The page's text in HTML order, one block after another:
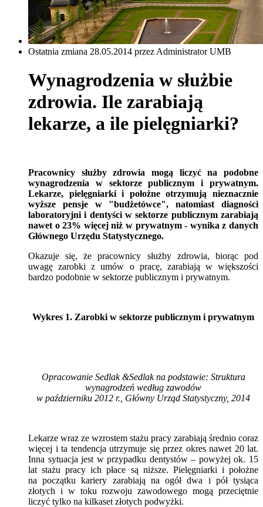
Ostatnia zmiana 28.05.2014 przez Administrator UMB
Wynagrodzenia w służbie
zdrowia. Ile zarabiają
lekarze, a ile pielęgniarki?
Pracownicy służby zdrowia mogą liczyć na podobne
wynagrodzenia w sektorze publicznym i prywatnym.
Lekarze, pielęgniarki i położne otrzymują nieznacznie
wyższe pensje w "budżetówce", natomiast diagności
laboratoryjni i dentyści w sektorze publicznym zarabiają
nawet o 23% więcej niż w prywatnym - wynika z danych
Głównego Urzędu Statystycznego.
Okazuje się, że pracownicy służby zdrowia, biorąc pod
uwagę zarobki z umów o pracę, zarabiają w większości
bardzo podobnie w sektorze publicznym i prywatnym.
Wykres 1. Zarobki w sektorze publicznym i prywatnym
Opracowanie Sedlak&Sedlak na podstawie: Struktura
wynagrodzeń według zawodów
w październiku 2012 r., Główny Urząd Statystyczny, 2014
Lekarze wraz ze wzrostem stażu pracy zarabiają średnio coraz
więcej i ta tendencja utrzymuje się przez okres nawet 20 lat.
Inna sytuacja jest w przypadku dentystów – powyżej ok. 15
lat stażu pracy ich płace są niższe. Pielęgniarki i położne
na początku kariery zarabiają na ogół dwa i pół tysiąca
złotych i w toku rozwoju zawodowego mogą przeciętnie
liczyć tylko na kilkaset złotych podwyżki.